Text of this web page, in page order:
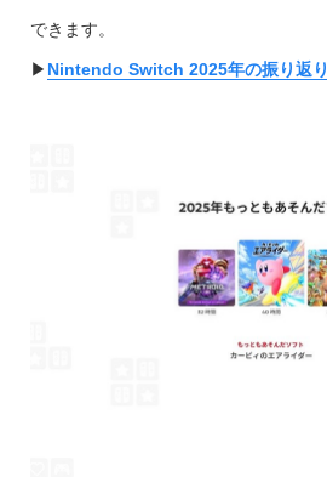
できます。
▶︎ Nintendo Switch 2025年の振り返り